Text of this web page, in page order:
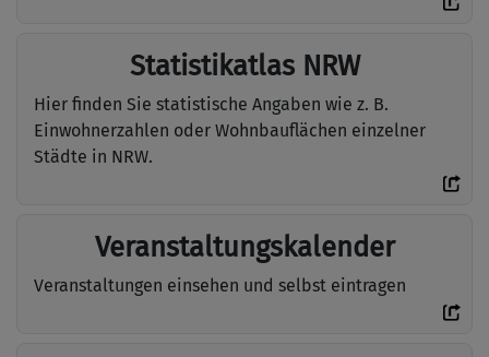
Statistikatlas NRW
Hier finden Sie statistische Angaben wie z. B.
Einwohnerzahlen oder Wohnbauflächen einzelner
Städte in NRW.
Veranstaltungskalender
Veranstaltungen einsehen und selbst eintragen